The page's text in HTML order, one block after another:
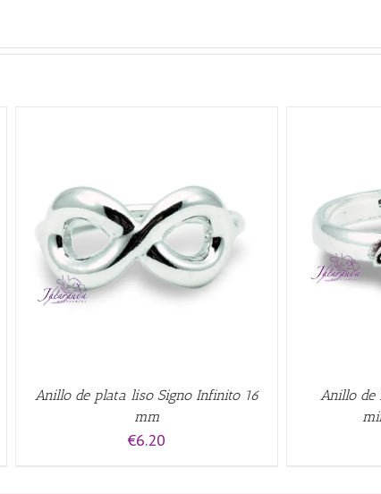
Anillo de plata liso Signo Infinito 16
mm
€6.20
AÑADIR AL CARRITO QUICK VIEW
Anillo de